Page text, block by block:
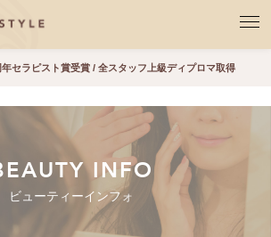
セラピスト賞受賞 / 全スタッフ上級ディプロマ取得
INFO
ビューティーインフォ